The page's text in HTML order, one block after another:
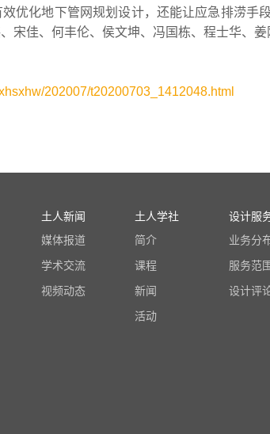
优化地下管网规划设计，还能让应急排涝手
宋佳、何丰伦、侯文坤、冯国栋、程士华、姜
202007/t20200703_1412048.html
土人新闻
媒体报道
学术交流
视频动态
土人学社
简介
课程
新闻
活动
设计服
业务分
服务范
设计评